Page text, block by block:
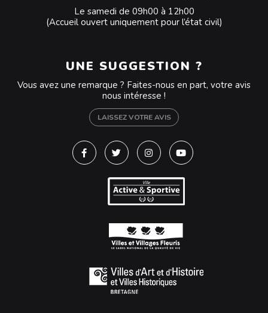
Le samedi de 09h00 à 12h00
(Accueil ouvert uniquement pour l’état civil)
UNE SUGGESTION ?
Vous avez une remarque ? Faites-nous en part, votre avis
nous intéresse !
LAISSEZ VOTRE AVIS
Lien vers le compte Facebook
Lien vers le compte Twitter
Lien vers le compte
Lien vers la chaîne